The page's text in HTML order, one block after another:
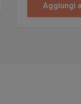
Aggiungi